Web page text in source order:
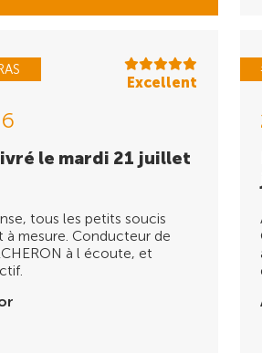
Excellent
le mardi 21 juillet
tous les petits soucis
à mesure. Conducteur de
à l écoute, et